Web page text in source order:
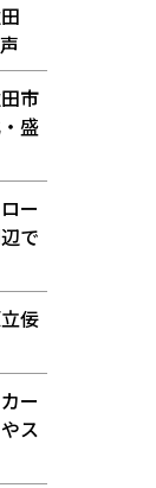
市
盛
ー
で
佞
ー
ス